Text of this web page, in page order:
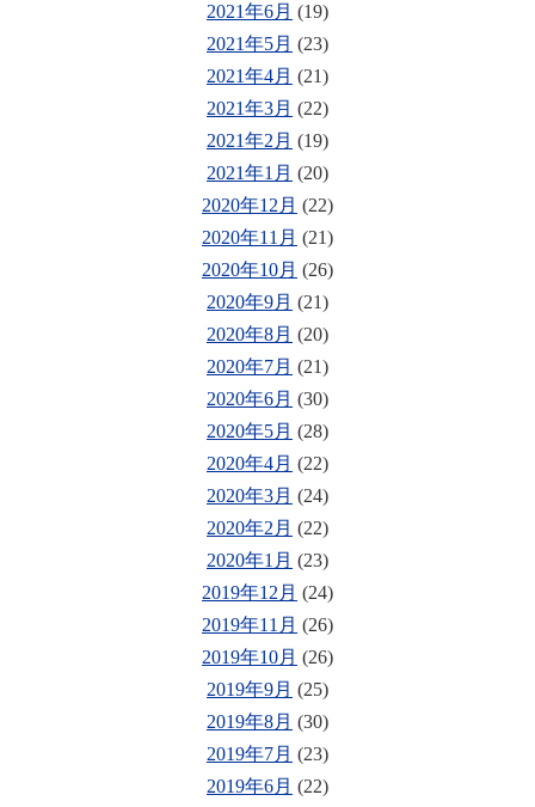
2021年6月 (19)
2021年5月 (23)
2021年4月 (21)
2021年3月 (22)
2021年2月 (19)
2021年1月 (20)
2020年12月 (22)
2020年11月 (21)
2020年10月 (26)
2020年9月 (21)
2020年8月 (20)
2020年7月 (21)
2020年6月 (30)
2020年5月 (28)
2020年4月 (22)
2020年3月 (24)
2020年2月 (22)
2020年1月 (23)
2019年12月 (24)
2019年11月 (26)
2019年10月 (26)
2019年9月 (25)
2019年8月 (30)
2019年7月 (23)
2019年6月 (22)